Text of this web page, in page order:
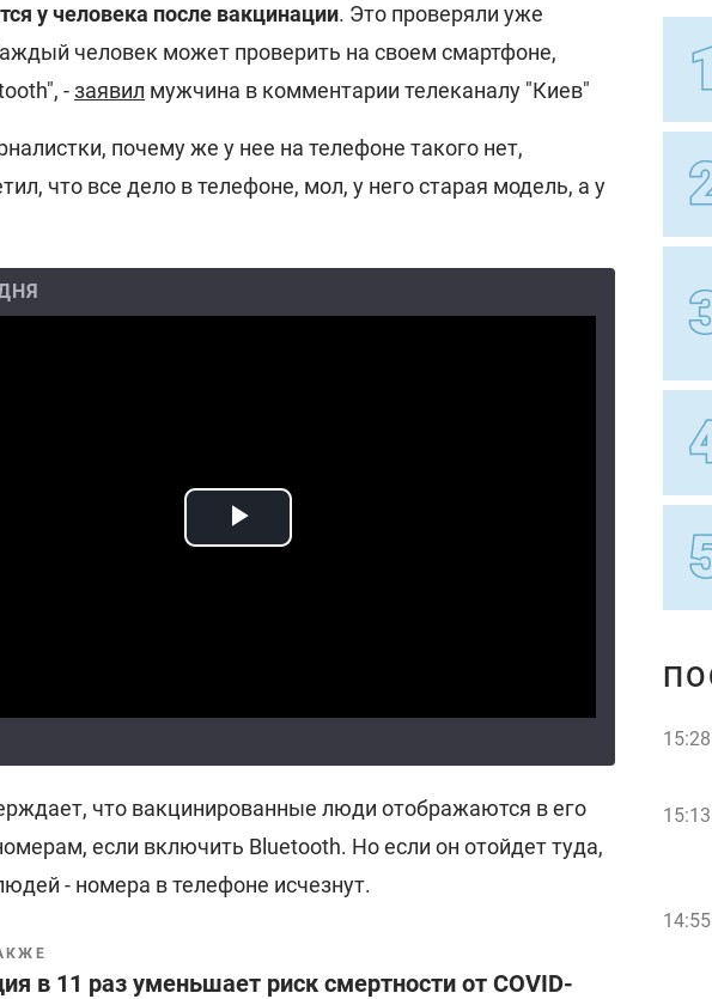
у человека после вакцинации. Это проверяли уже
человек может проверить на своем смартфоне,
-заявил мужчина в комментарии телеканалу "Киев"
почему же у нее на телефоне такого нет,
что все дело в телефоне, мол, у него старая модель, а у
что вакцинированные люди отображаются в его
если включить Bluetooth. Но если он отойдет туда,
- номера в телефоне исчезнут.
в 11 раз уменьшает риск смертности от COVID-
15:28
15:13
14:55